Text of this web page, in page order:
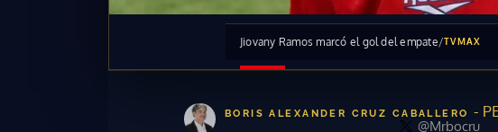
Jiovany Ramos marcó el gol del empate/TVMAX
BORIS ALEXANDER CRUZ CABALLERO -
@Mrbocru